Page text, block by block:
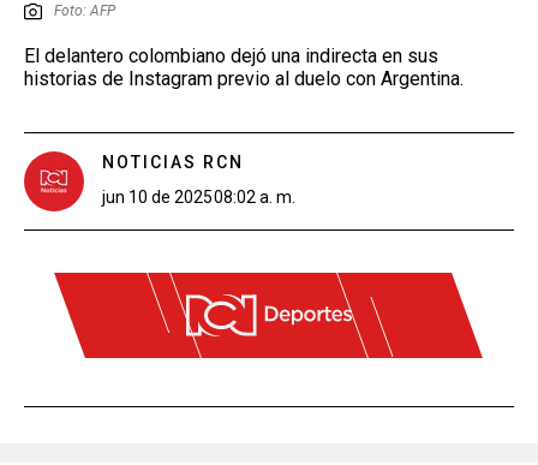
Foto: AFP
El delantero colombiano dejó una indirecta en sus
historias de Instagram previo al duelo con Argentina.
NOTICIAS RCN
jun 10 de 202508:02 a. m.